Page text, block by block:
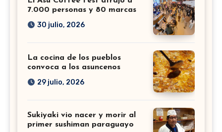
7.000 personas y 80 marcas
30 julio, 2026
La cocina de los pueblos
convoca a los asuncenos
29 julio, 2026
Sukiyaki vio nacer y morir al
primer sushiman paraguayo